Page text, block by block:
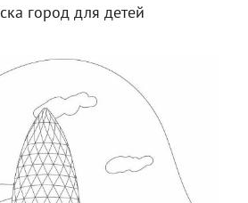
город для детей